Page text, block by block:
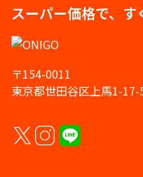
スーパー価格で、す
〒154-0011
東京都世田谷区上馬1-17-